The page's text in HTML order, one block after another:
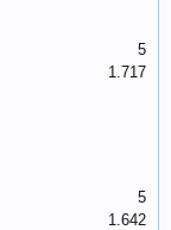
5
1.717
5
1.642